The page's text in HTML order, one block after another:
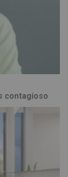
contagioso